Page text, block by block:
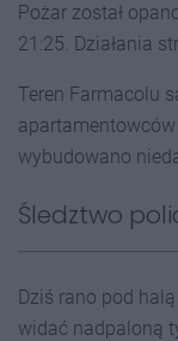
Pożar został
21:25. Działania
Teren Farmacolu
wybudowano
Śledztwo
Dziś rano pod
widać nadpaloną